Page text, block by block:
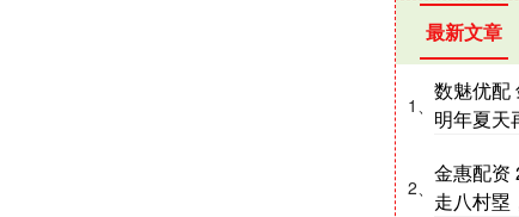
最新文章
1、
数魅优配
明年夏天
2、
金惠配资
走八村塁